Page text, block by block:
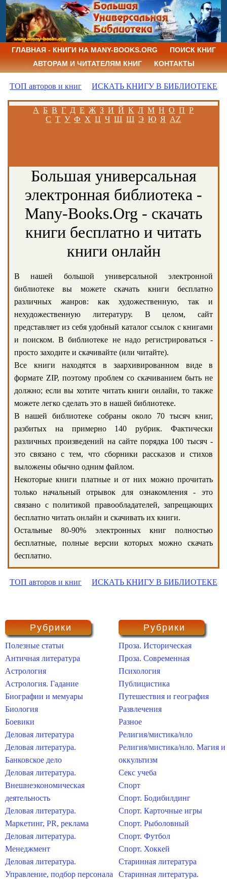
ГЛАВНАЯ - КНИГИ НА MANY-BOOKS.ORG
ПОИСК КНИГ
АВТОРАМ И ЧИТАТЕЛЯМ КНИГ
КОНТАКТЫ
ТОП авторов и книг ИСКАТЬ КНИГУ В БИБЛИОТЕКЕ
А Б В Г Д Е Ж З И Й К Л М Н О П Р
С Т У Ф Х Ц Ч Ш Щ Э Ю Я AZ
Большая универсальная
электронная библиотека -
Many-Books.Org - скачать
книги бесплатно и читать
книги онлайн
В нашей большой универсальной электронной
библиотеке вы можете скачать книги бесплатно
различных жанров: как художественную, так и
нехудожественную литературу. В целом, сайт
представляет из себя удобный каталог ссылок с книгами
и поиском. В библиотеке не надо регистрироваться -
просто заходите и скачивайте (или читайте).
Все книги находятся в заархивированном виде в
формате ZIP, поэтому проблем со скачиванием быть не
должно; если вы хотите читать книги онлайн, то также
можете легко сделать это в нашей библиотеке.
В нашей библиотеке собраны около 70 тысяч книг,
разбитых на примерно 140 рубрик. Фактически
различных произведений на сайте порядка 100 тысяч -
это связано с тем, что сборники рассказов и стихов
выложены обычно одним файлом.
Некоторые книги платные и от них можно прочитать
только начальный отрывок для ознакомления - это
связано с политикой правообладателей, запрещающих
бесплатно читать онлайн и скачивать их книги.
Остальные 80-90% электронных книг полностью
бесплатные, полные версии которых можно скачать
бесплатно.
ТОП авторов и книг ИСКАТЬ КНИГУ В БИБЛИОТЕКЕ
Рубрики
Полезные статьи
Античная литература
Астрология
Астрология. Гадание
Биографии и мемуары
Биология
Боевики
Деловая литература
Деловая литература.
Банковское дело
Деловая литература.
Внешнеэкономическая
деятельность
Деловая литература.
Маркетинг, PR, реклама
Деловая литература.
Менеджмент
Деловая литература.
Управление, подбор персонала
Рубрики
Проза. Историческая
Проза. Современная
Психология
Публицистика
Путешествия и география
Развлечения
Разное
Религия/мистика/нло
Религия/мистика/нло. Магия и
оккультизм
Секс учеба
Спорт
Спорт. Бодибилдинг
Спорт. Карточные игры
Спорт. Рыболовный
Спорт. Футбол
Спорт. Хоккей
Старинная литература
Старинная литература.